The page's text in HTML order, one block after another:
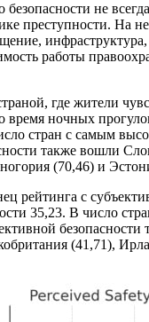
не всегда
преступности. На
работы
где жители
время ночных
стран с самым
также вошли
(70,46) и
рейтинга с
35,23. В число
безопасности
(41,71),